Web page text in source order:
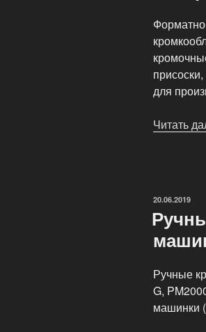
для
Читать
20.06.2019
Ручные
G,
машинки